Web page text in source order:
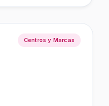
Centros y Marcas